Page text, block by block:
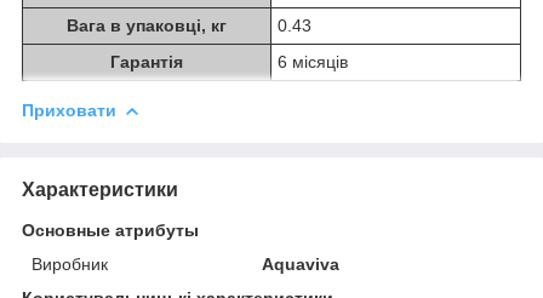
Вага в упаковці, кг
0.43
Гарантія
6 місяців
Приховати
Характеристики
Основные атрибуты
Виробник
Aquaviva